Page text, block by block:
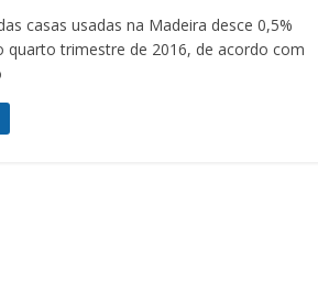
casas usadas na Madeira desce 0,5%
quarto trimestre de 2016, de acordo com